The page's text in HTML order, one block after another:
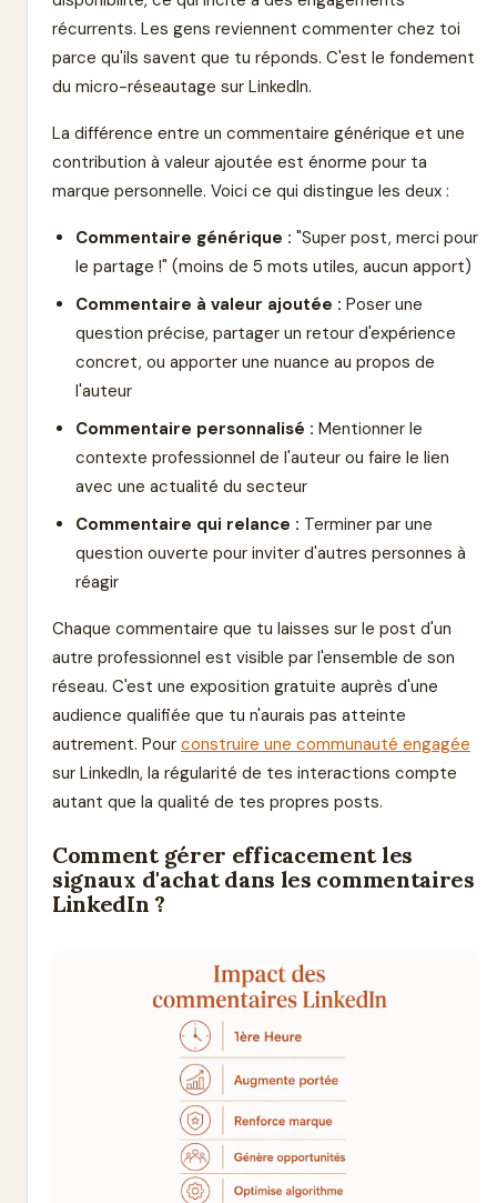
récurrents. Les gens reviennent commenter chez toi
parce qu'ils savent que tu réponds. C'est le fondement
du micro-réseautage sur LinkedIn.
La différence entre un commentaire générique et une
contribution à valeur ajoutée est énorme pour ta
marque personnelle. Voici ce qui distingue les deux :
Commentaire générique : "Super post, merci pour
le partage !" (moins de 5 mots utiles, aucun apport)
Commentaire à valeur ajoutée : Poser une
question précise, partager un retour d'expérience
concret, ou apporter une nuance au propos de
l'auteur
Commentaire personnalisé : Mentionner le
contexte professionnel de l'auteur ou faire le lien
avec une actualité du secteur
Commentaire qui relance : Terminer par une
question ouverte pour inviter d'autres personnes à
réagir
Chaque commentaire que tu laisses sur le post d'un
autre professionnel est visible par l'ensemble de son
réseau. C'est une exposition gratuite auprès d'une
audience qualifiée que tu n'aurais pas atteinte
autrement. Pour construire une communauté engagée
sur LinkedIn, la régularité de tes interactions compte
autant que la qualité de tes propres posts.
Comment gérer efficacement les
signaux d'achat dans les commentaires
LinkedIn ?